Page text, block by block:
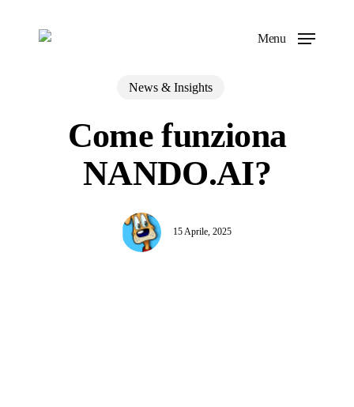
Menu
News & Insights
Come funziona
NANDO.AI?
15 Aprile, 2025